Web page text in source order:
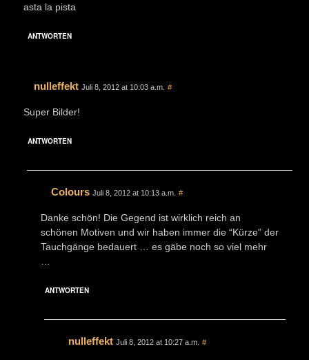
asta la pista
ANTWORTEN
nulleffekt Juli 8, 2012 at 10:03 a.m. #
Super Bilder!
ANTWORTEN
Colours Juli 8, 2012 at 10:13 a.m. #
Danke schön! Die Gegend ist wirklich reich an
schönen Motiven und wir haben immer die “Kürze” der
Tauchgänge bedauert … es gäbe noch so viel mehr
ANTWORTEN
nulleffekt Juli 8, 2012 at 10:27 a.m. #